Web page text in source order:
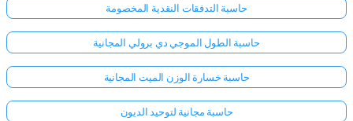
حاسبة التدفقات النقدية المخصومة
حاسبة الطول الموجي دي برولي المجانية
حاسبة خسارة الوزن الميت المجانية
حاسبة مجانية لتوحيد الديون